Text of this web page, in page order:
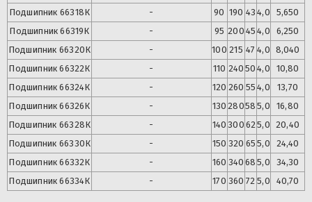
Подшипник 66318К - 90 190 43 4,0
5,650
Подшипник 66319К - 95 200 45 4,0
6,250
Подшипник 66320К - 100 215 47 4,0 8,040
Подшипник 66322К - 110 240 50 4,0
10,80
Подшипник 66324К - 120 260 55 4,0
13,70
Подшипник 66326К - 130 28058 5,0
16,80
Подшипник 66328К - 140 300 625,0 20,40
Подшипник 66330К - 150 320 65 5,0
24,40
Подшипник 66332К - 160 340 68 5,0
34,30
Подшипник 66334К - 170 360 72 5,0 40,70